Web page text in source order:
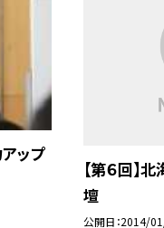
ップ
【第６回】
壇
公開日 2014/